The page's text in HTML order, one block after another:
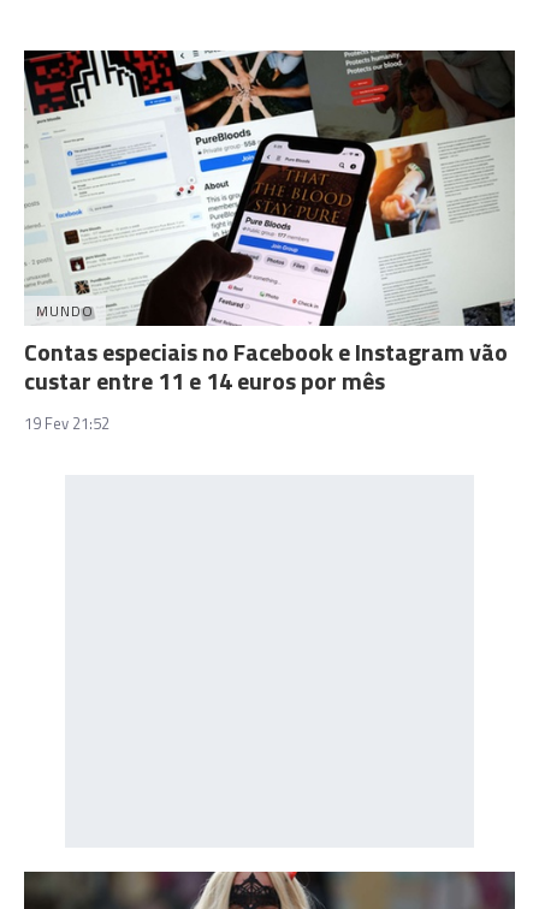
MUNDO
Contas especiais no Facebook e Instagram vão
custar entre 11 e 14 euros por mês
19 Fev 21:52